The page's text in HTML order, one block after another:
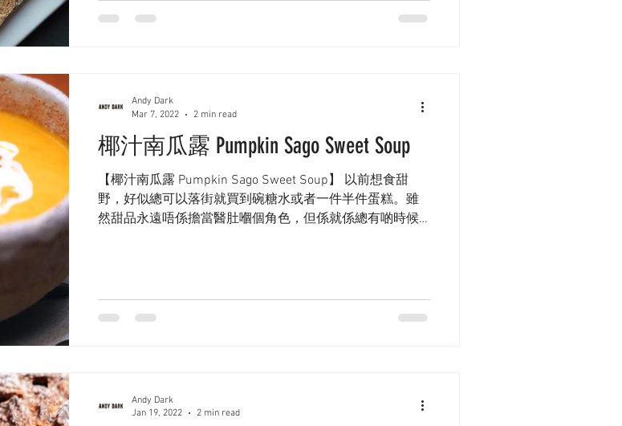
椰汁南瓜露 Pumpkin Sago Sweet Soup
【椰汁南瓜露 Pumpkin Sago Sweet Soup】 以前想食甜
野，好似總可以落街就買到碗糖水或者一件半件蛋糕。雖
然甜品永遠唔係擔當醫肚嗰個角色，但係就係總有啲時候
Andy Dark
Mar 7, 2022
2 min read
Andy Dark
Jan 19, 2022
2 min read